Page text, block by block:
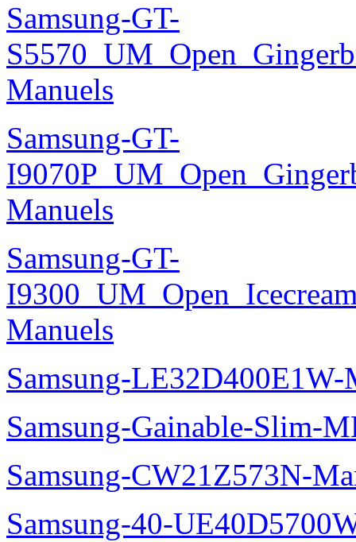
Samsung-GT-
Manuels
Samsung-GT-
Manuels
Samsung-GT-
Manuels
Samsung-LE32D400E1W-
Samsung-Gainable-Slim-
Samsung-CW21Z573N-
Samsung-40-